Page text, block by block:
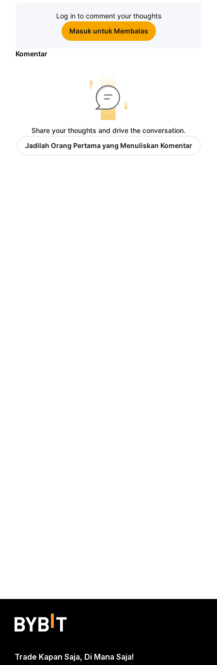
Log in to comment your thoughts
Masuk untuk Membalas
Komentar
Share your thoughts and drive the conversation.
Jadilah Orang Pertama yang Menuliskan Komentar
Trade Kapan Saja, Di Mana Saja!